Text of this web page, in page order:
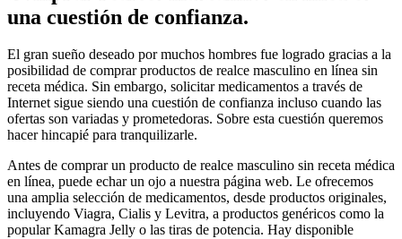
una cuestión de confianza.
El gran sueño deseado por muchos hombres fue logrado gracias a la
posibilidad de comprar productos de realce masculino en línea sin
receta médica. Sin embargo, solicitar medicamentos a través de
Internet sigue siendo una cuestión de confianza incluso cuando las
ofertas son variadas y prometedoras. Sobre esta cuestión queremos
hacer hincapié para tranquilizarle.
Antes de comprar un producto de realce masculino sin receta médica
en línea, puede echar un ojo a nuestra página web. Le ofrecemos
una amplia selección de medicamentos, desde productos originales,
incluyendo Viagra, Cialis y Levitra, a productos genéricos como la
popular Kamagra Jelly o las tiras de potencia. Hay disponible